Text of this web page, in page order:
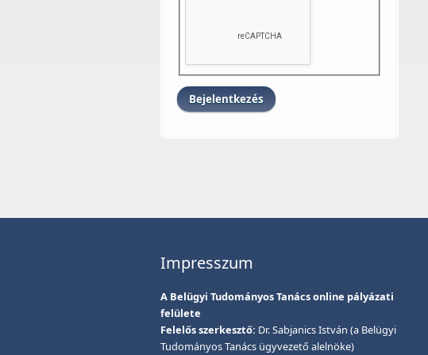
Impresszum
A Belügyi Tudományos Tanács online pályázati
felülete
Felelős szerkesztő: Dr. Sabjanics István (a Belügyi
Tudományos Tanács ügyvezető alelnöke)